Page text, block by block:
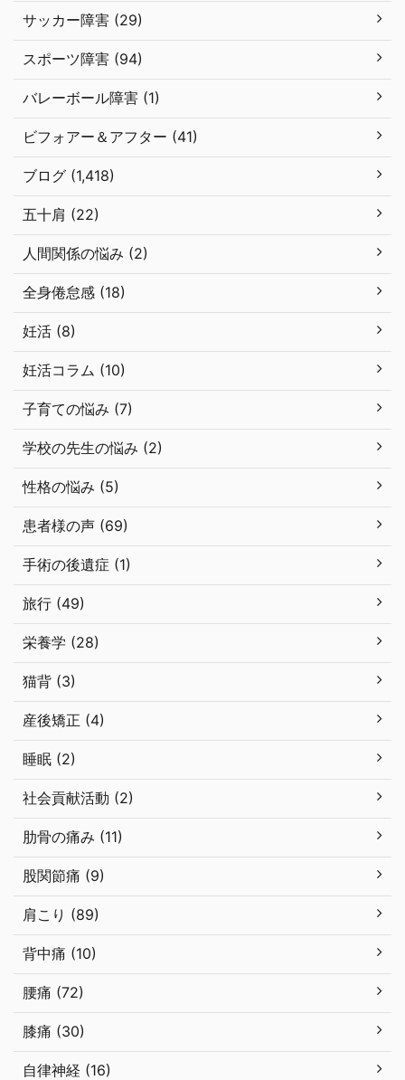
サッカー障害 (29)
スポーツ障害 (94)
バレーボール障害 (1)
ビフォアー＆アフター (41)
ブログ (1,418)
五十肩 (22)
人間関係の悩み (2)
全身倦怠感 (18)
妊活 (8)
妊活コラム (10)
子育ての悩み (7)
学校の先生の悩み (2)
性格の悩み (5)
患者様の声 (69)
手術の後遺症 (1)
旅行 (49)
栄養学 (28)
猫背 (3)
産後矯正 (4)
睡眠 (2)
社会貢献活動 (2)
肋骨の痛み (11)
股関節痛 (9)
肩こり (89)
背中痛 (10)
腰痛 (72)
膝痛 (30)
自律神経 (16)